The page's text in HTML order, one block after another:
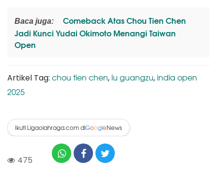
Baca juga:
Comeback Atas Chou Tien Chen
Jadi Kunci Yudai Okimoto Menangi Taiwan
Open
Artikel Tag: chou tien chen, lu guangzu, india open
2025
Ikuti Ligaolahraga.com diGoogleNews
475